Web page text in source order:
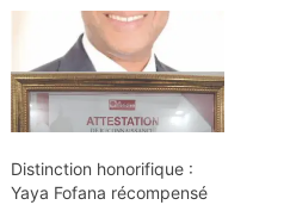
Distinction honorifique :
Yaya Fofana récompensé